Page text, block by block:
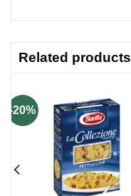
Related products
-20%